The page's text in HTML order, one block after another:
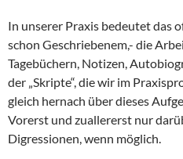
In unserer Praxis bedeutet das
schon Geschriebenem,- die
Tagebüchern, Notizen,
der „Skripte“, die wir im
gleich hernach über dieses
Vorerst und zuallererst nur
Digressionen, wenn möglich.